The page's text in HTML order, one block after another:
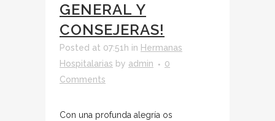
GENERAL Y
CONSEJERAS!
Posted at 07:51h in Hermanas
Hospitalarias by admin
0
Comments
Con una profunda alegría os